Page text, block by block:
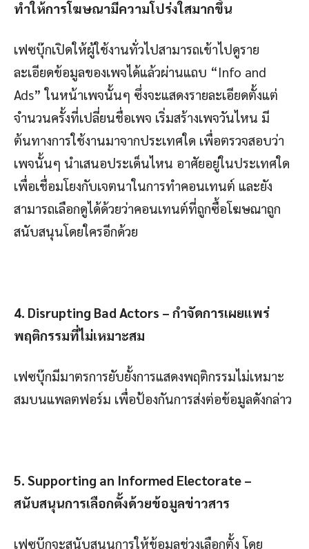
ทำให้การโฆษณามีความโปร่งใสมากขึ้น
เฟซบุ๊กเปิดให้ผู้ใช้งานทั่วไปสามารถเข้าไปดูราย
ละเอียดข้อมูลของเพจได้แล้วผ่านแถบ “Info and
Ads” ในหน้าเพจนั้นๆ ซึ่งจะแสดงรายละเอียดตั้งแต่
จำนวนครั้งที่เปลี่ยนชื่อเพจ เริ่มสร้างเพจวันไหน มี
ต้นทางการใช้งานมาจากประเทศใด เพื่อตรวจสอบว่า
เพจนั้นๆ นำเสนอประเด็นไหน อาศัยอยู่ในประเทศใด
เพื่อเชื่อมโยงกับเจตนาในการทำคอนเทนต์ และยัง
สามารถเลือกดูได้ด้วยว่าคอนเทนต์ที่ถูกซื้อโฆษณาถูก
สนับสนุนโดยใครอีกด้วย
4. Disrupting Bad Actors – กำจัดการเผยแพร่
พฤติกรรมที่ไม่เหมาะสม
เฟซบุ๊กมีมาตรการยับยั้งการแสดงพฤติกรรมไม่เหมาะ
สมบนแพลตฟอร์ม เพื่อป้องกันการส่งต่อข้อมูลดังกล่าว
5. Supporting an Informed Electorate –
สนับสนุนการเลือกตั้งด้วยข้อมูลข่าวสาร
เฟซบุ๊กจะสนับสนุนการให้ข้อมูลช่วงเลือกตั้ง โดย